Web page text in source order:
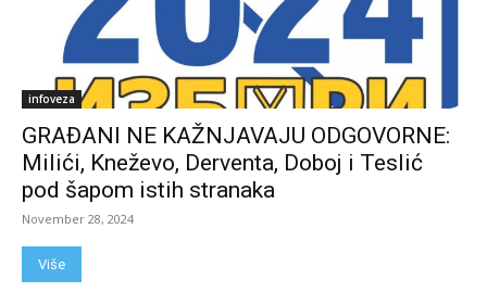
infoveza
GRAĐANI NE KAŽNJAVAJU ODGOVORNE:
Milići, Kneževo, Derventa, Doboj i Teslić
pod šapom istih stranaka
November 28, 2024
Više